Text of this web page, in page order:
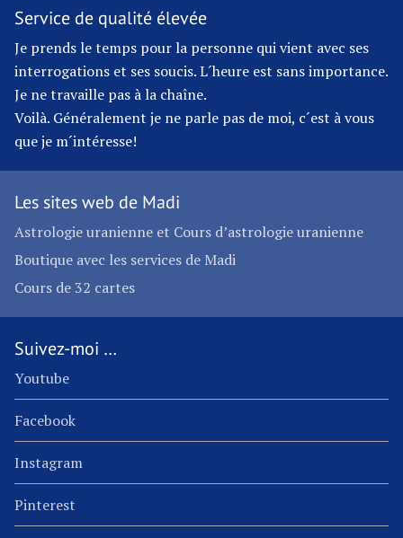
Service de qualité élevée
Je prends le temps pour la personne qui vient avec ses
interrogations et ses soucis. L´heure est sans importance.
Je ne travaille pas à la chaîne.
Voilà. Généralement je ne parle pas de moi, c´est à vous
que je m´intéresse!
Les sites web de Madi
Astrologie uranienne et Cours d’astrologie uranienne
Boutique avec les services de Madi
Cours de 32 cartes
Suivez-moi …
Youtube
Facebook
Instagram
Pinterest